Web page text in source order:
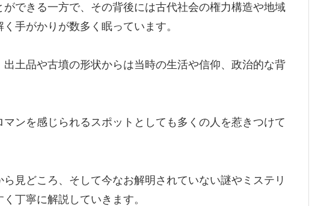
できる一方で、その背後には古代社会の権力構造や地域
手がかりが数多く眠っています。
土品や古墳の形状からは当時の生活や信仰、政治的な背
ンを感じられるスポットとしても多くの人を惹きつけて
見どころ、そして今なお解明されていない謎やミステリ
丁寧に解説していきます。